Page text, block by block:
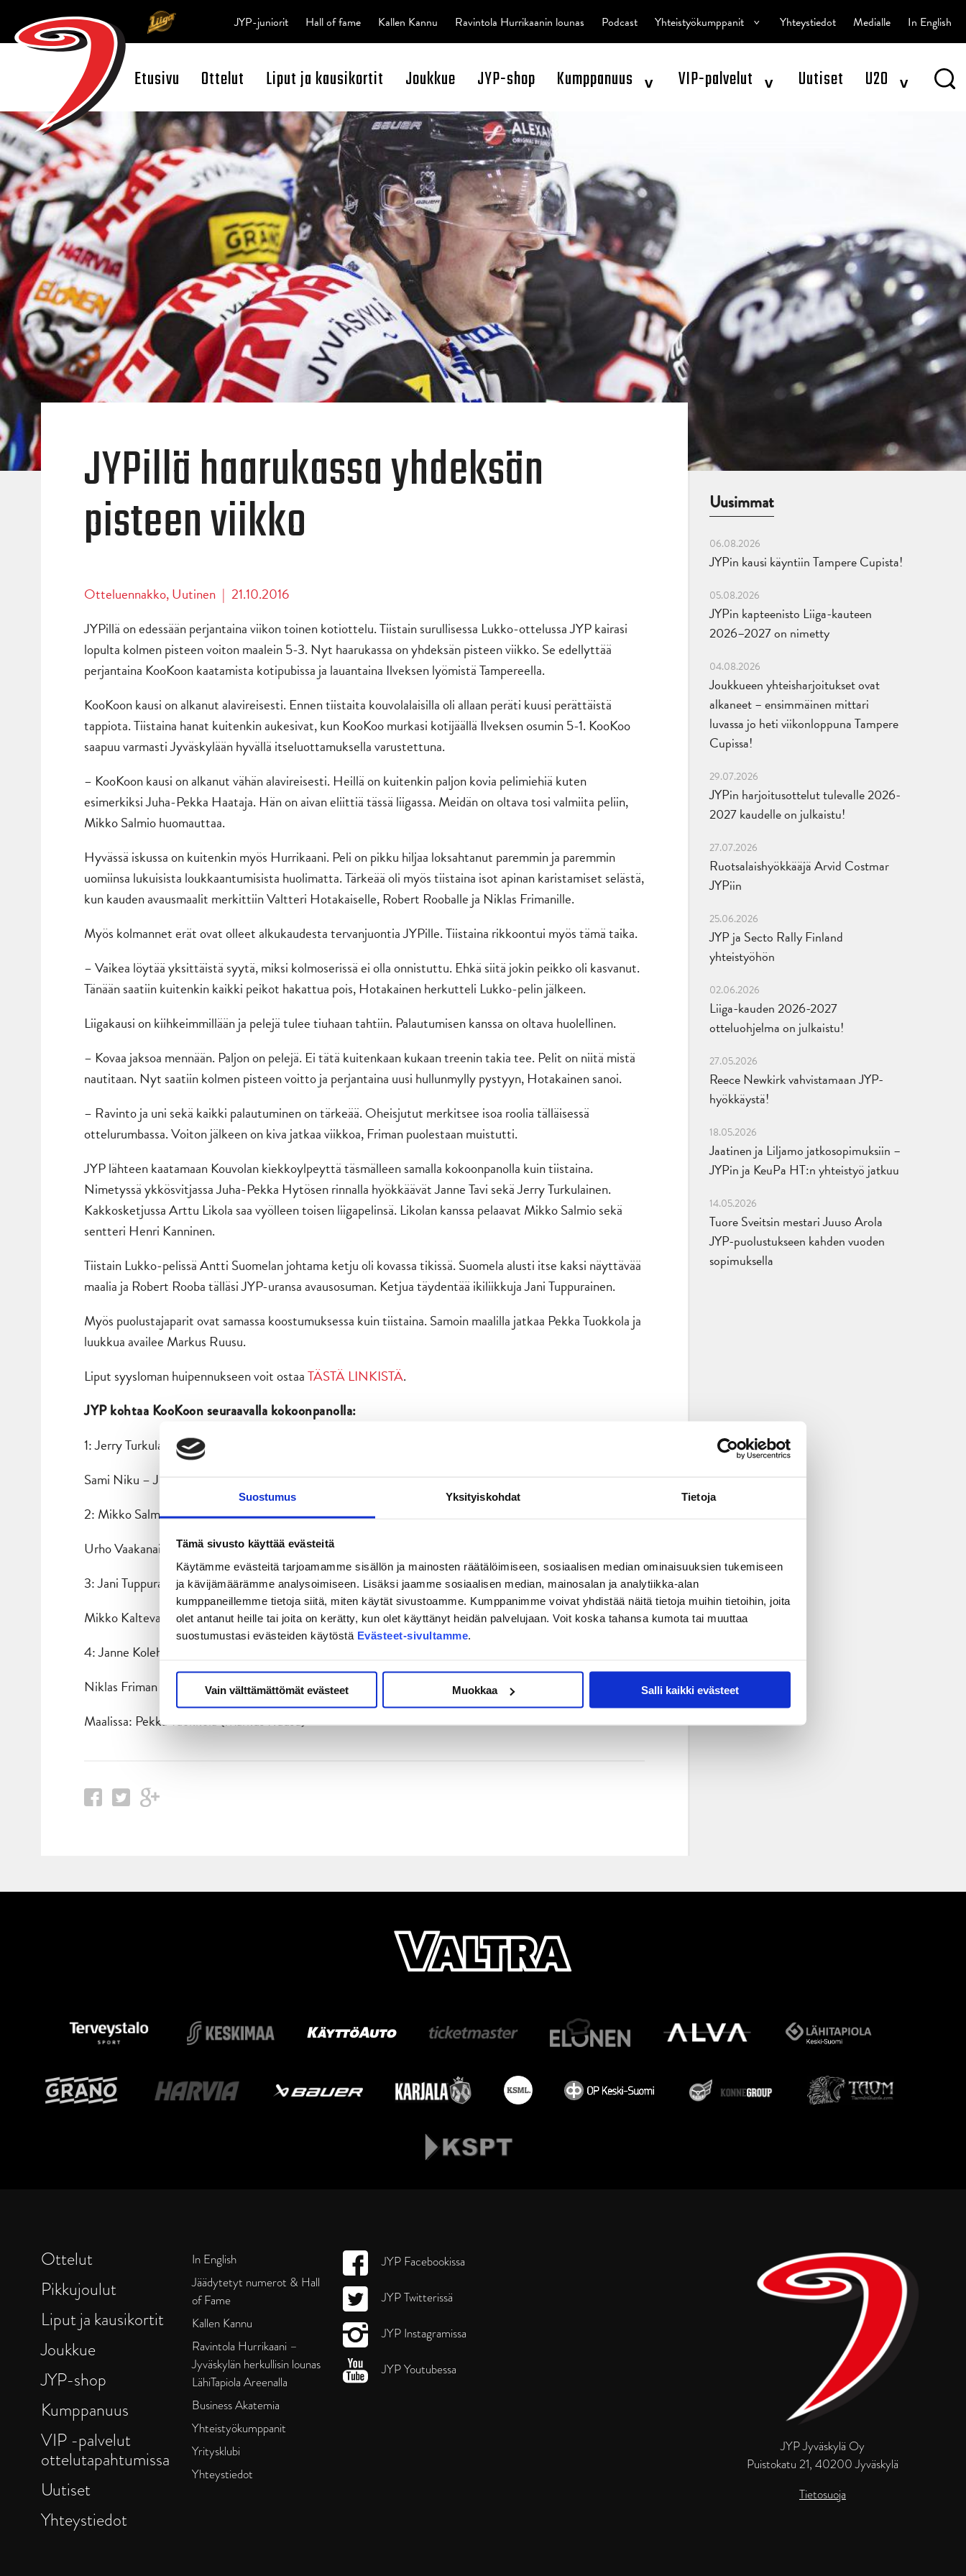
Suostumus Yksityiskohdat Tietoja
Tämä sivusto käyttää evästeitä
Käytämme evästeitä tarjoamamme sisällön ja mainosten räätälöimiseen, sosiaalisen median ominaisuuksien tukemiseen
ja kävijämäärämme analysoimiseen. Lisäksi jaamme sosiaalisen median, mainosalan ja analytiikka-alan
kumppaneillemme tietoja siitä, miten käytät sivustoamme. Kumppanimme voivat yhdistää näitä tietoja muihin tietoihin, joita
olet antanut heille tai joita on kerätty, kun olet käyttänyt heidän palvelujaan. Voit koska tahansa kumota tai muuttaa
suostumustasi evästeiden käytöstä Evästeet-sivultamme.
Vain välttämättömät evästeet Muokkaa Salli kaikki evästeet
Open Search
Etusivu Ottelut Liput ja kausikortit Joukkue JYP-shop Kumppanuus ^ VIP-palvelut ^ Uutiset U20 ^
JYP-juniorit Hall of fame Kallen Kannu Ravintola Hurrikaanin lounas Podcast Yhteistyökumppanit ^ Yhteystiedot Medialle In English
JYPillä haarukassa yhdeksän
pisteen viikko
Otteluennakko,Uutinen | 21.10.2016
JYPillä on edessään perjantaina viikon toinen kotiottelu. Tiistain surullisessa Lukko-ottelussa JYP kairasi
lopulta kolmen pisteen voiton maalein 5-3. Nyt haarukassa on yhdeksän pisteen viikko. Se edellyttää
perjantaina KooKoon kaatamista kotipubissa ja lauantaina Ilveksen lyömistä Tampereella.
KooKoon kausi on alkanut alavireisesti. Ennen tiistaita kouvolalaisilla oli allaan peräti kuusi perättäistä
tappiota. Tiistaina hanat kuitenkin aukesivat, kun KooKoo murkasi kotijäällä Ilveksen osumin 5-1. KooKoo
saapuu varmasti Jyväskylään hyvällä itseluottamuksella varustettuna.
– KooKoon kausi on alkanut vähän alavireisesti. Heillä on kuitenkin paljon kovia pelimiehiä kuten
esimerkiksi Juha-Pekka Haataja. Hän on aivan eliittiä tässä liigassa. Meidän on oltava tosi valmiita peliin,
Mikko Salmio huomauttaa.
Hyvässä iskussa on kuitenkin myös Hurrikaani. Peli on pikku hiljaa loksahtanut paremmin ja paremmin
uomiinsa lukuisista loukkaantumisista huolimatta. Tärkeää oli myös tiistaina isot apinan karistamiset selästä,
kun kauden avausmaalit merkittiin Valtteri Hotakaiselle, Robert Rooballe ja Niklas Frimanille.
Myös kolmannet erät ovat olleet alkukaudesta tervanjuontia JYPille. Tiistaina rikkoontui myös tämä taika.
– Vaikea löytää yksittäistä syytä, miksi kolmoserissä ei olla onnistuttu. Ehkä siitä jokin peikko oli kasvanut.
Tänään saatiin kuitenkin kaikki peikot hakattua pois, Hotakainen herkutteli Lukko-pelin jälkeen.
Liigakausi on kiihkeimmillään ja pelejä tulee tiuhaan tahtiin. Palautumisen kanssa on oltava huolellinen.
– Kovaa jaksoa mennään. Paljon on pelejä. Ei tätä kuitenkaan kukaan treenin takia tee. Pelit on niitä mistä
nautitaan. Nyt saatiin kolmen pisteen voitto ja perjantaina uusi hullunmylly pystyyn, Hotakainen sanoi.
– Ravinto ja uni sekä kaikki palautuminen on tärkeää. Oheisjutut merkitsee isoa roolia tälläisessä
ottelurumbassa. Voiton jälkeen on kiva jatkaa viikkoa, Friman puolestaan muistutti.
JYP lähteen kaatamaan Kouvolan kiekkoylpeyttä täsmälleen samalla kokoonpanolla kuin tiistaina.
Nimetyssä ykkösvitjassa Juha-Pekka Hytösen rinnalla hyökkäävät Janne Tavi sekä Jerry Turkulainen.
Kakkosketjussa Arttu Likola saa vyölleen toisen liigapelinsä. Likolan kanssa pelaavat Mikko Salmio sekä
sentteri Henri Kanninen.
Tiistain Lukko-pelissä Antti Suomelan johtama ketju oli kovassa tikissä. Suomela alusti itse kaksi näyttävää
maalia ja Robert Rooba tälläsi JYP-uransa avausosuman. Ketjua täydentää ikiliikkuja Jani Tuppurainen.
Myös puolustajaparit ovat samassa koostumuksessa kuin tiistaina. Samoin maalilla jatkaa Pekka Tuokkola ja
luukkua availee Markus Ruusu.
Liput syysloman huipennukseen voit ostaaTÄSTÄ LINKISTÄ.
JYP kohtaa KooKoon seuraavalla kokoonpanolla:
1: Jerry Turkulainen – Juha-Pekka Hytönen – Janne Tavi
Sami Niku – Juha Uotila
2: Mikko Salmio – Henri Kanninen – Arttu Likola
Urho Vaakanainen – Nolan Yonkman
3: Jani Tuppurainen – Antti Suomela – Robert Rooba
Mikko Kalteva – Juuso Vainio
4: Janne Kolehmainen – Valtteri Hotakainen – Tuomas Pihlman
Niklas Friman
Maalissa: Pekka Tuokkola (Markus Ruusu)
Uusimmat
06.08.2026
JYPin kausi käyntiin Tampere Cupista!
05.08.2026
JYPin kapteenisto Liiga-kauteen
2026–2027 on nimetty
04.08.2026
Joukkueen yhteisharjoitukset ovat
alkaneet – ensimmäinen mittari
luvassa jo heti viikonloppuna Tampere
Cupissa!
29.07.2026
JYPin harjoitusottelut tulevalle 2026-
2027 kaudelle on julkaistu!
27.07.2026
Ruotsalaishyökkääjä Arvid Costmar
JYPiin
25.06.2026
JYP ja Secto Rally Finland
yhteistyöhön
02.06.2026
Liiga-kauden 2026-2027
otteluohjelma on julkaistu!
27.05.2026
Reece Newkirk vahvistamaan JYP-
hyökkäystä!
18.05.2026
Jaatinen ja Liljamo jatkosopimuksiin –
JYPin ja KeuPa HT:n yhteistyö jatkuu
14.05.2026
Tuore Sveitsin mestari Juuso Arola
JYP-puolustukseen kahden vuoden
sopimuksella
JYP Jyväskylä Oy
Puistokatu 21, 40200 Jyväskylä
Tietosuoja
Ottelut
Pikkujoulut
Liput ja kausikortit
Joukkue
JYP-shop
Kumppanuus
VIP -palvelut
ottelutapahtumissa
Uutiset
Yhteystiedot
In English
Jäädytetyt numerot & Hall
of Fame
Kallen Kannu
Ravintola Hurrikaani –
Jyväskylän herkullisin lounas
LähiTapiola Areenalla
Business Akatemia
Yhteistyökumppanit
Yritysklubi
Yhteystiedot
JYP Facebookissa
JYP Twitterissä
JYP Instagramissa
JYP Youtubessa